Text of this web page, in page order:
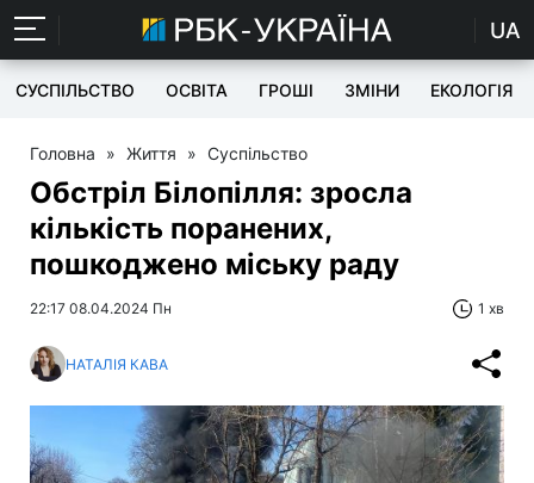
UA
СУСПІЛЬСТВО ОСВІТА ГРОШІ ЗМІНИ ЕКОЛОГІЯ
Головна » Життя » Суспільство
Обстріл Білопілля: зросла
кількість поранених,
пошкоджено міську раду
22:17 08.04.2024 Пн 1 хв
НАТАЛІЯ КАВА